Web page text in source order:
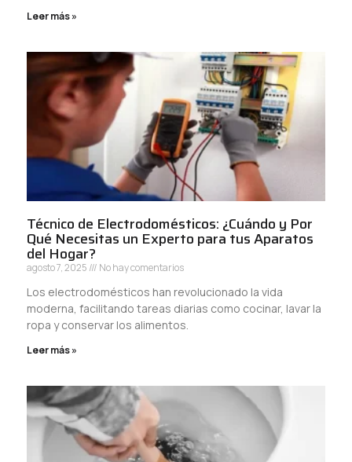
Leer más »
Técnico de Electrodomésticos: ¿Cuándo y Por
Qué Necesitas un Experto para tus Aparatos
del Hogar?
agosto 7, 2025 No hay comentarios
Los electrodomésticos han revolucionado la vida
moderna, facilitando tareas diarias como cocinar, lavar la
ropa y conservar los alimentos.
Leer más »